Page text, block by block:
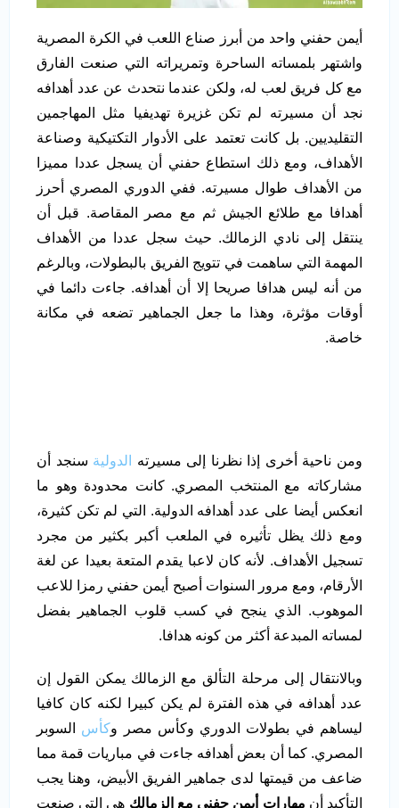
أيمن حفني واحد من أبرز صناع اللعب في الكرة المصرية
واشتهر بلمساته الساحرة وتمريراته التي صنعت الفارق
مع كل فريق لعب له، ولكن عندما نتحدث عن عدد أهدافه
نجد أن مسيرته لم تكن غزيرة تهديفيا مثل المهاجمين
التقليديين. بل كانت تعتمد على الأدوار التكتيكية وصناعة
الأهداف، ومع ذلك استطاع حفني أن يسجل عددا مميزا
من الأهداف طوال مسيرته. ففي الدوري المصري أحرز
أهدافا مع طلائع الجيش ثم مع مصر المقاصة. قبل أن
ينتقل إلى نادي الزمالك. حيث سجل عددا من الأهداف
المهمة التي ساهمت في تتويج الفريق بالبطولات، وبالرغم
من أنه ليس هدافا صريحا إلا أن أهدافه. جاءت دائما في
أوقات مؤثرة، وهذا ما جعل الجماهير تضعه في مكانة
خاصة.
ومن ناحية أخرى إذا نظرنا إلى مسيرته الدولية سنجد أن
مشاركاته مع المنتخب المصري. كانت محدودة وهو ما
انعكس أيضا على عدد أهدافه الدولية. التي لم تكن كثيرة،
ومع ذلك يظل تأثيره في الملعب أكبر بكثير من مجرد
تسجيل الأهداف. لأنه كان لاعبا يقدم المتعة بعيدا عن لغة
الأرقام، ومع مرور السنوات أصبح أيمن حفني رمزا للاعب
الموهوب. الذي ينجح في كسب قلوب الجماهير بفضل
لمساته المبدعة أكثر من كونه هدافا.
وبالانتقال إلى مرحلة التألق مع الزمالك يمكن القول إن
عدد أهدافه في هذه الفترة لم يكن كبيرا لكنه كان كافيا
ليساهم في بطولات الدوري وكأس مصر وكأس السوبر
المصري. كما أن بعض أهدافه جاءت في مباريات قمة مما
ضاعف من قيمتها لدى جماهير الفريق الأبيض، وهنا يجب
التأكيد أن مهارات أيمن حفني مع الزمالك هي التي صنعت